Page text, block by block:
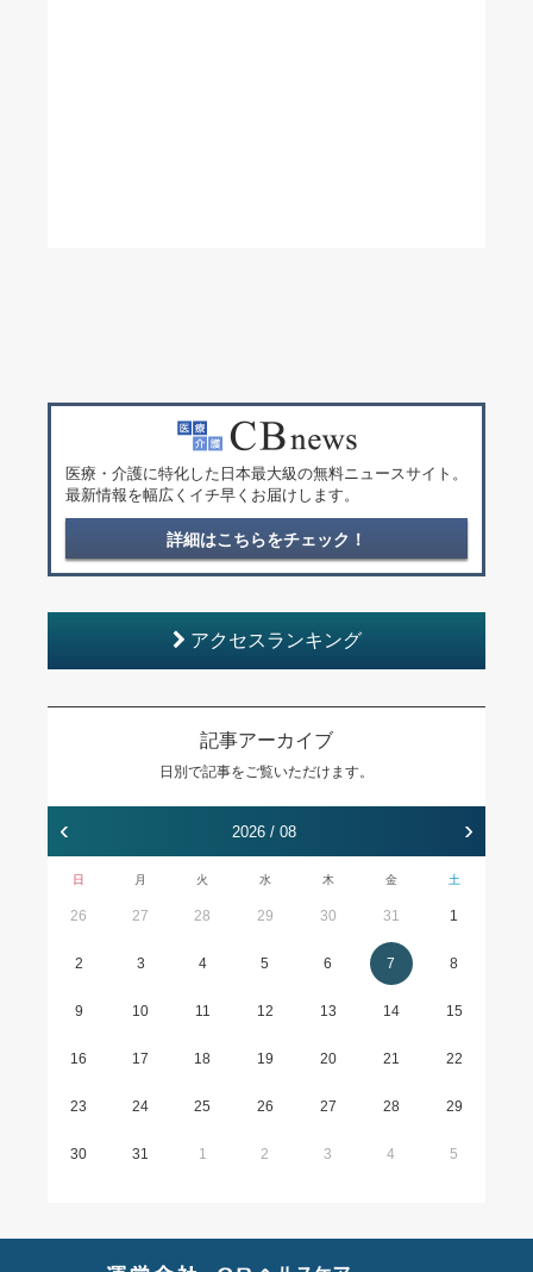
医療・介護に特化した日本最大級の無料ニュースサイト。
最新情報を幅広くイチ早くお届けします。
詳細はこちらをチェック！
アクセスランキング
記事アーカイブ
日別で記事をご覧いただけます。
‹ 2026 / 08 ›
日 月 火 水 木 金 土
26 27 28 29 30 31 1
2 3 4 5 6 7 8
9 10 11 12 13 14 15
16 17 18 19 20 21 22
23 24 25 26 27 28 29
30 31 1 2 3 4 5